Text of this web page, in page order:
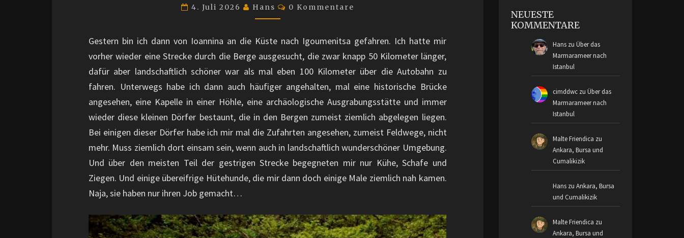
4. Juli 2026 Hans Kommentare
0 Kommentare
Gestern bin ich dann von Ioannina an die Küste nach Igoumenitsa gefahren. Ich hatte mir
vorher wieder eine Strecke durch die Berge ausgesucht, die zwar knapp 50 Kilometer länger,
dafür aber landschaftlich schöner war als mal eben 100 Kilometer über die Autobahn zu
fahren. Unterwegs habe ich dann auch häufiger angehalten, mal eine historische Brücke
angesehen, eine Kapelle in einer Höhle, eine archäologische Ausgrabungsstätte und immer
wieder diese kleinen Dörfer bestaunt, die in den Bergen zumeist ziemlich abgelegen liegen.
Bei einigen dieser Dörfer habe ich mir mal die Zufahrten angesehen, zumeist Feldwege, nicht
mehr. Muss ziemlich dort einsam sein, wenn auch in landschaftlich wunderschöner Umgebung.
Und über den meisten Teil der gestrigen Strecke begegneten mir nur Kühe, Schafe und
Ziegen. Und einige übereifrige Hütehunde, die mir dann doch einige Male ziemlich nah kamen.
Naja, sie haben nur ihren Job gemacht…
NEUESTE
KOMMENTARE
Hanszu Über das
Marmarameer nach
Istanbul
cimddwczu Über das
Marmarameer nach
Istanbul
Malte Friendica zu
Ankara, Bursa und
Cumalikizik
Hanszu Ankara, Bursa
und Cumalikizik
Malte Friendica zu
Ankara, Bursa und